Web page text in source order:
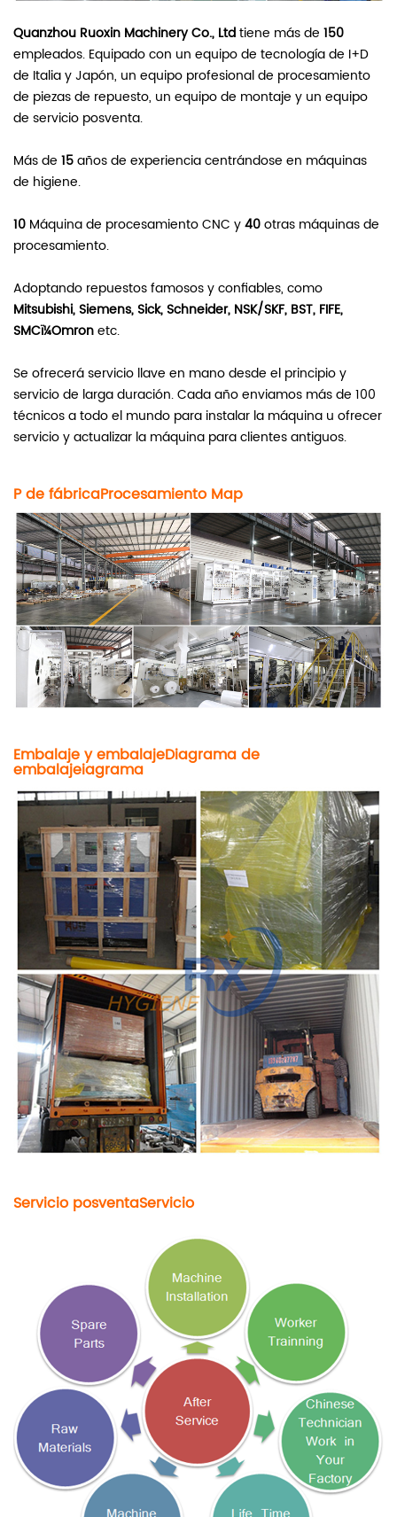
Quanzhou Ruoxin Machinery Co., Ltdtiene más de 150
empleados. Equipado con un equipo de tecnología de I+D
de Italia y Japón, un equipo profesional de procesamiento
de piezas de repuesto, un equipo de montaje y un equipo
de servicio posventa.
Más de 15años de experiencia centrándose en máquinas
de higiene.
10 Máquina de procesamiento CNC y40otras máquinas de
procesamiento.
Adoptando repuestos famosos y confiables, como
Mitsubishi, Siemens, Sick, Schneider, NSK/SKF, BST, FIFE,
SMCï¼Omronetc.
Se ofrecerá servicio llave en mano desde el principio y
servicio de larga duración. Cada año enviamos más de 100
técnicos a todo el mundo para instalar la máquina u ofrecer
servicio y actualizar la máquina para clientes antiguos.
P de fábricaProcesamientoMap
Embalaje y embalajeDiagrama de
embalajeiagrama
Servicio posventaServicio